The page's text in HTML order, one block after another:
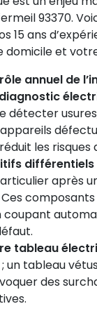
93370.
15 ans
et
annuel de
diagnostic
détecter
les risques
après
coupant
tableau
; un tableau
des